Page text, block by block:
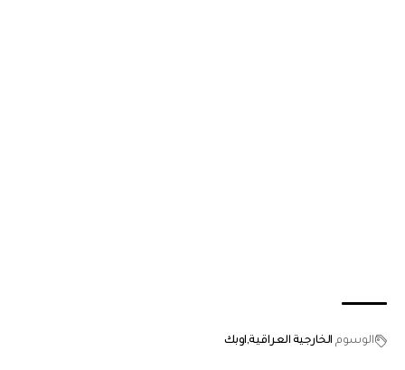
الوسوم الخارجية العراقية اوبك